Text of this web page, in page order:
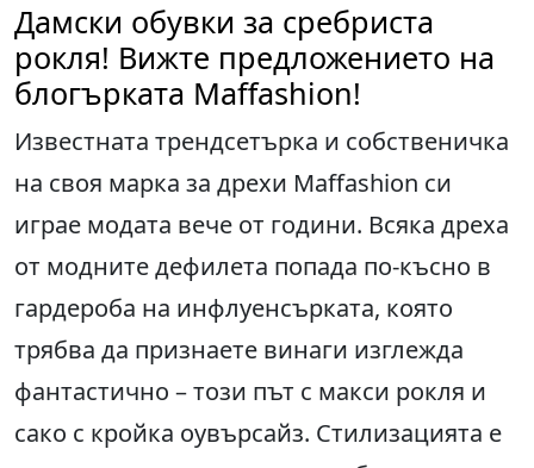
Дамски обувки за сребриста
рокля! Вижте предложението на
блогърката Maffashion!
Известната трендсетърка и собственичка
на своя марка за дрехи Maffashion си
играе модата вече от години. Всяка дреха
от модните дефилета попада по-късно в
гардероба на инфлуенсърката, която
трябва да признаете винаги изглежда
фантастично – този път с макси рокля и
сако с кройка оувърсайз. Стилизацията е